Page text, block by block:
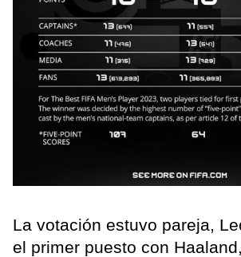
La votación estuvo pareja,
el primer puesto con